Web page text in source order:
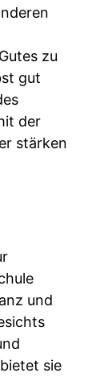
zu
gut
der
stärken
und
sie